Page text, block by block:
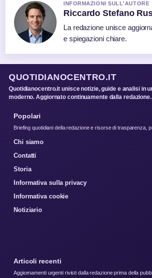
INFORMAZIONI SULL'AUTORE
Riccardo Stefano
La redazione unisce
e spiegazioni chiare.
QUOTIDIANOCENTRO.IT
Quotidianocentro.it unisce notizie, guide e analisi in
moderno. Aggiornato continuamente dalla redazione.
Popolari
Briefing quotidiani della redazione e risorse di trasparenza,
Chi siamo
Contatti
Storia
Informativa sulla privacy
Informativa cookie
Notiziario
Articoli recenti
Aggiornamenti urgenti rivisti dalla redazione prima della